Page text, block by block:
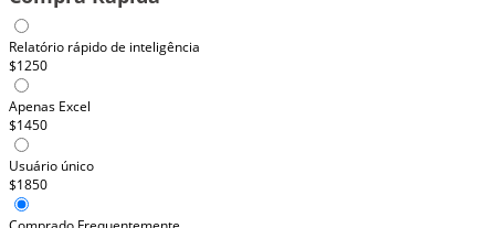
Relatório rápido de inteligência
$1250
Apenas Excel
$1450
Usuário único
$1850